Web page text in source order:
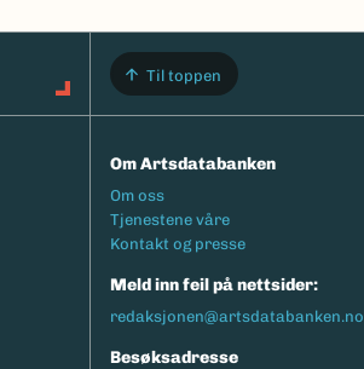
Til toppen
Om Artsdatabanken
Footermeny
Om oss
Tjenestene våre
Kontakt og presse
Meld inn feil på nettsider:
redaksjonen@artsdatabanken.no
Besøksadresse